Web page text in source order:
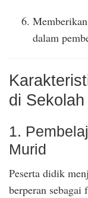
dalam
di
1.
Murid
Peserta didik
berperan